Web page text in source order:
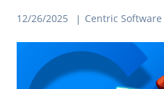
12/26/2025 Centric Software